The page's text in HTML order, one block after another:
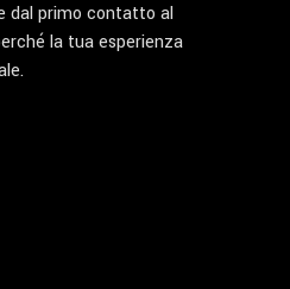
dal primo contatto al
la tua esperienza